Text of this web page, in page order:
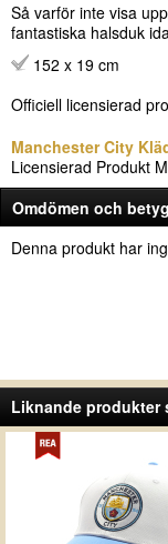
Så varför inte visa
fantastiska halsduk
152 x 19 cm
Officiell licensierad
Manchester City
Licensierad Produkt
Omdömen och betyg
Denna produkt har
Liknande produkter